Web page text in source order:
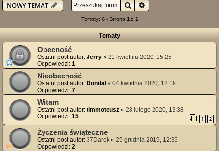
a
NOWY TEMAT
SzukajWyszukiwanie
Tematy: 6 • Strona 1 z 1
Tematy
Obecność
Ostatni post autor: Jerry « 21 kwietnia 2020, 15:25
Odpowiedzi: 1
Nieobecność
Ostatni post autor: Dondal « 04 kwietnia 2020, 12:19
Odpowiedzi: 7
Witam
Ostatni post autor: timmoteusz « 28 lutego 2020, 13:38
Odpowiedzi: 15 1 2
Życzenia świąteczne
Ostatni post autor: 37Darek « 25 grudnia 2019, 12:35
Odpowiedzi: 2